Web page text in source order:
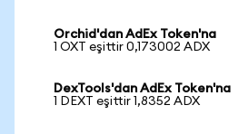
Orchid'dan AdEx Token'na
1 OXT eşittir 0,173002 ADX
DexTools'dan AdEx Token'na
1 DEXT eşittir 1,8352 ADX